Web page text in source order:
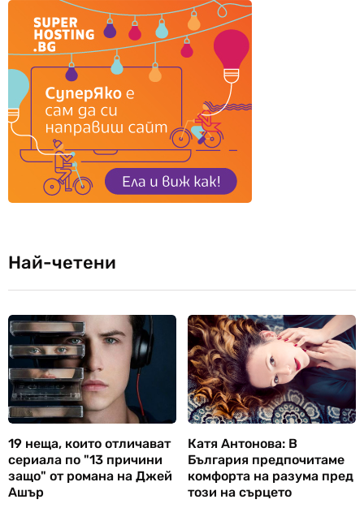
Най-четени
19 неща, които отличават
сериала по "13 причини
защо" от романа на Джей
Ашър
Катя Антонова: В
България предпочитаме
комфорта на разума пред
този на сърцето